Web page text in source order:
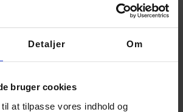
Detaljer Om
bruger cookies
at tilpasse vores indhold og